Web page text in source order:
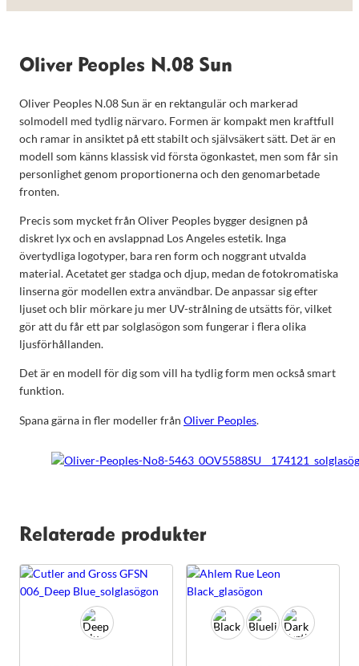
Oliver Peoples N.08 Sun
Oliver Peoples N.08 Sun är en rektangulär och markerad
solmodell med tydlig närvaro. Formen är kompakt men kraftfull
och ramar in ansiktet på ett stabilt och självsäkert sätt. Det är en
modell som känns klassisk vid första ögonkastet, men som får sin
personlighet genom proportionerna och den genomarbetade
fronten.
Precis som mycket från Oliver Peoples bygger designen på
diskret lyx och en avslappnad Los Angeles estetik. Inga
övertydliga logotyper, bara ren form och noggrant utvalda
material. Acetatet ger stadga och djup, medan de fotokromatiska
linserna gör modellen extra användbar. De anpassar sig efter
ljuset och blir mörkare ju mer UV-strålning de utsätts för, vilket
gör att du får ett par solglasögon som fungerar i flera olika
ljusförhållanden.
Det är en modell för dig som vill ha tydlig form men också smart
funktion.
Spana gärna in fler modeller från Oliver Peoples.
Relaterade produkter
anpassat innehåll